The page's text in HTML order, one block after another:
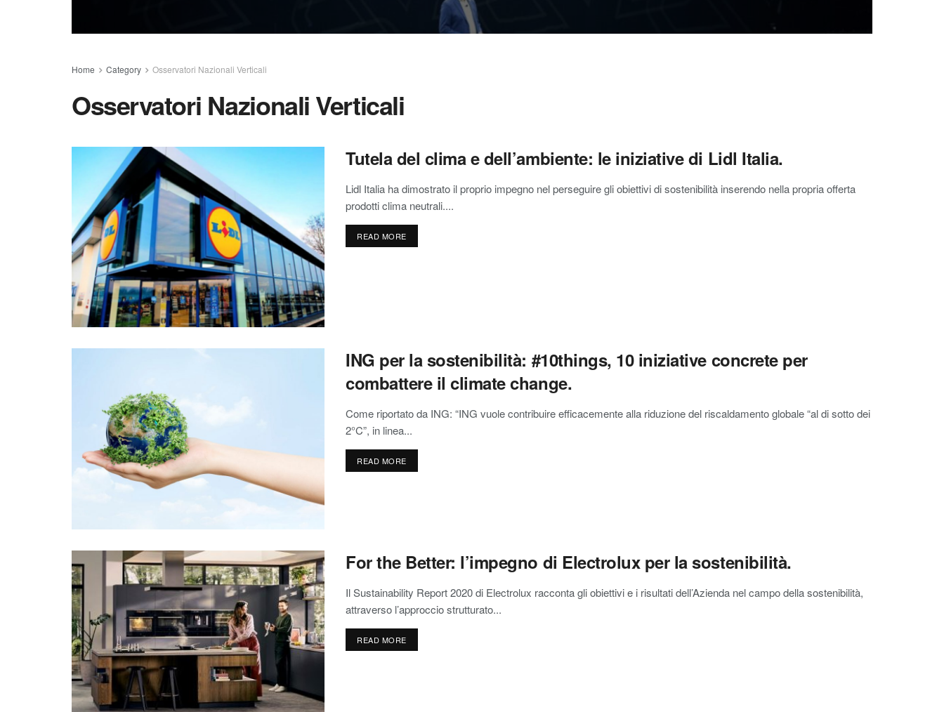
Home Category Osservatori Nazionali Verticali
Osservatori Nazionali Verticali
Tutela del clima e dell’ambiente: le iniziative di Lidl Italia.
Lidl Italia ha dimostrato il proprio impegno nel perseguire gli obiettivi di sostenibilità inserendo nella propria offerta
prodotti clima neutrali....
READ MORE
ING per la sostenibilità: #10things, 10 iniziative concrete per
combattere il climate change.
Come riportato da ING: “ING vuole contribuire efficacemente alla riduzione del riscaldamento globale “al di sotto dei
2°C”, in linea...
READ MORE
For the Better: l’impegno di Electrolux per la sostenibilità.
Il Sustainability Report 2020 di Electrolux racconta gli obiettivi e i risultati dell’Azienda nel campo della sostenibilità,
attraverso l’approccio strutturato...
READ MORE